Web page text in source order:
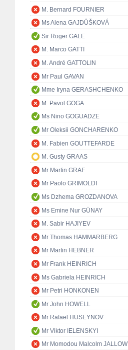
M. Bernard FOURNIER
Ms Alena GAJDŮŠKOVÁ
Sir Roger GALE
M. Marco GATTI
M. André GATTOLIN
Mr Paul GAVAN
Mme Iryna GERASHCHENKO
M. Pavol GOGA
Ms Nino GOGUADZE
Mr Oleksii GONCHARENKO
M. Fabien GOUTTEFARDE
M. Gusty GRAAS
Mr Martin GRAF
Mr Paolo GRIMOLDI
Ms Dzhema GROZDANOVA
Ms Emine Nur GÜNAY
M. Sabir HAJIYEV
Mr Thomas HAMMARBERG
Mr Martin HEBNER
Mr Frank HEINRICH
Ms Gabriela HEINRICH
Mr Petri HONKONEN
Mr John HOWELL
Mr Rafael HUSEYNOV
Mr Viktor IELENSKYI
Mr Momodou Malcolm JALLOW